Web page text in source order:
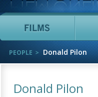
Films
PEOPLE Donald Pilon
Donald Pilon